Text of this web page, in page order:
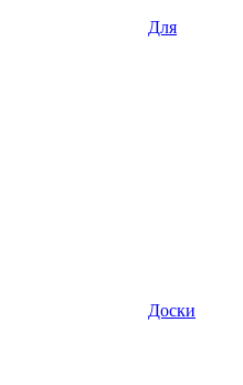
Для
Доски